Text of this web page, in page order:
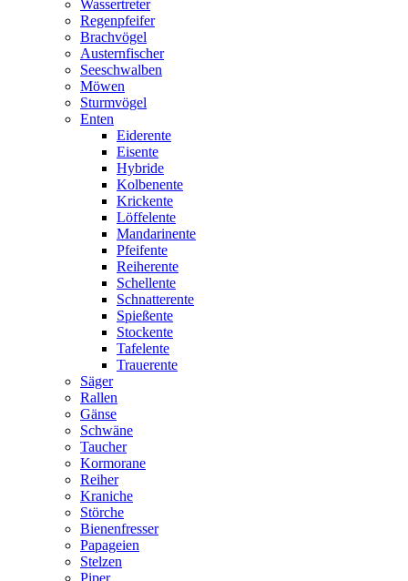
Wassertreter
Regenpfeifer
Brachvögel
Austernfischer
Seeschwalben
Möwen
Sturmvögel
Enten
Eiderente
Eisente
Hybride
Kolbenente
Krickente
Löffelente
Mandarinente
Pfeifente
Reiherente
Schellente
Schnatterente
Spießente
Stockente
Tafelente
Trauerente
Säger
Rallen
Gänse
Schwäne
Taucher
Kormorane
Reiher
Kraniche
Störche
Bienenfresser
Papageien
Stelzen
Piper